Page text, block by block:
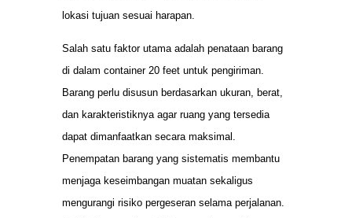
lokasi tujuan sesuai harapan.
Salah satu faktor utama adalah penataan barang
di dalam container 20 feet untuk pengiriman.
Barang perlu disusun berdasarkan ukuran, berat,
dan karakteristiknya agar ruang yang tersedia
dapat dimanfaatkan secara maksimal.
Penempatan barang yang sistematis membantu
menjaga keseimbangan muatan sekaligus
mengurangi risiko pergeseran selama perjalanan.